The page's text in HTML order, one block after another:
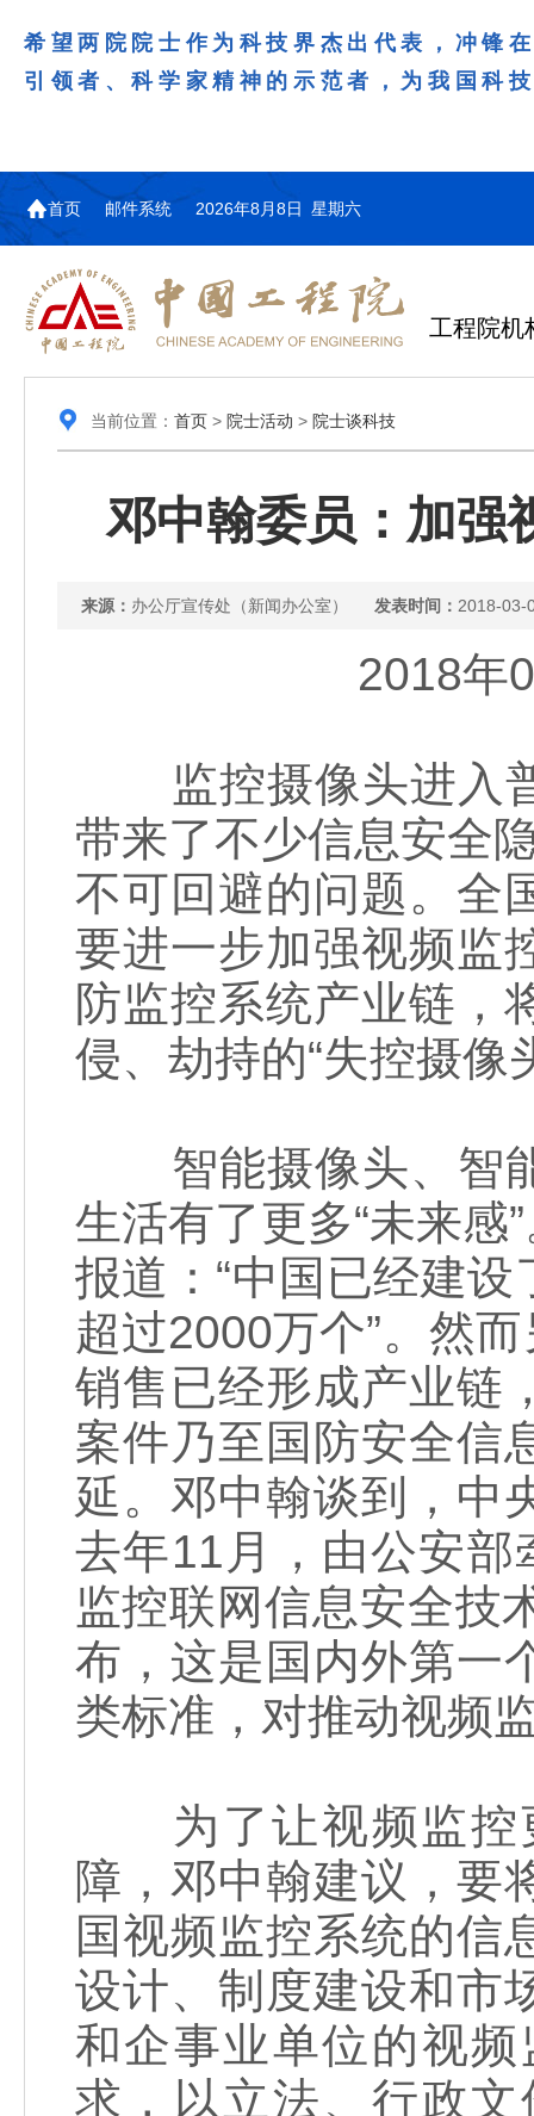
希望两院院士作为科技界杰出代表，冲锋
引领者、科学家精神的示范者，为我国科
首页 邮件系统 2026年8月8日 星期六
工程院机
当前位置： 首页> 院士活动 > 院士谈科技
邓中翰委员：加强
来源： 办公厅宣传处（新闻办公室） 发表时间： 2018-03-
2018
监控摄像头进入普
带来了不少信息安全
不可回避的问题。全
要进一步加强视频监
防监控系统产业链，
侵、劫持的“失控摄像
智能摄像头、智
生活有了更多“未来感
报道：“中国已经建
超过2000万个”。然
销售已经形成产业链
案件乃至国防安全信
延。邓中翰谈到，中
去年11月，由公安部
监控联网信息安全技
布，这是国内外第一
类标准，对推动视频
为了让视频监控
障，邓中翰建议，要
国视频监控系统的信
设计、制度建设和市
和企事业单位的视
求，以立法、行政